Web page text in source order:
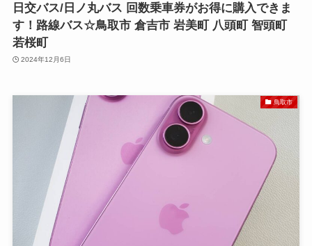
日交バス/日ノ丸バス 回数乗車券がお得に購入できま
す！路線バス☆鳥取市 倉吉市 岩美町 八頭町 智頭町
若桜町
2024年12月6日
鳥取市